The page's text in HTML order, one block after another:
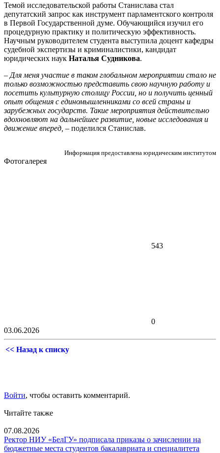
Темой исследовательской работы Станислава стал
депутатский запрос как инструмент парламентского контроля
в Первой Государственной думе. Обучающийся изучил его
процедурную практику и политическую эффективность.
Научным руководителем студента выступила доцент кафедры
судебной экспертизы и криминалистики, кандидат
юридических наук Наталья Судникова.
– Для меня участие в таком глобальном мероприятии стало не
только возможностью представить свою научную работу и
посетить культурную столицу России, но и получить ценный
опыт общения с единомышленниками со всей страны и
зарубежных государств. Такие мероприятия действительно
вдохновляют на дальнейшее развитие, новые исследования и
движение вперед, – поделился Станислав.
Информация предоставлена юридическим институтом
Фотогалерея
543
0
03.06.2026
<< Назад к списку
Войти, чтобы оставить комментарий.
Читайте также
07.08.2026
Ректор НИУ «БелГУ» подписала приказы о зачислении на
бюджетные места студентов бакалавриата и специалитета